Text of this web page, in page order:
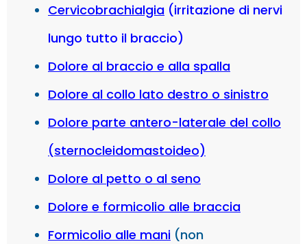
Cervicobrachialgia (irritazione di nervi
lungo tutto il braccio)
Dolore al braccio e alla spalla
Dolore al collo lato destro o sinistro
Dolore parte antero-laterale del collo
(sternocleidomastoideo)
Dolore al petto o al seno
Dolore e formicolio alle braccia
Formicolio alle mani (non